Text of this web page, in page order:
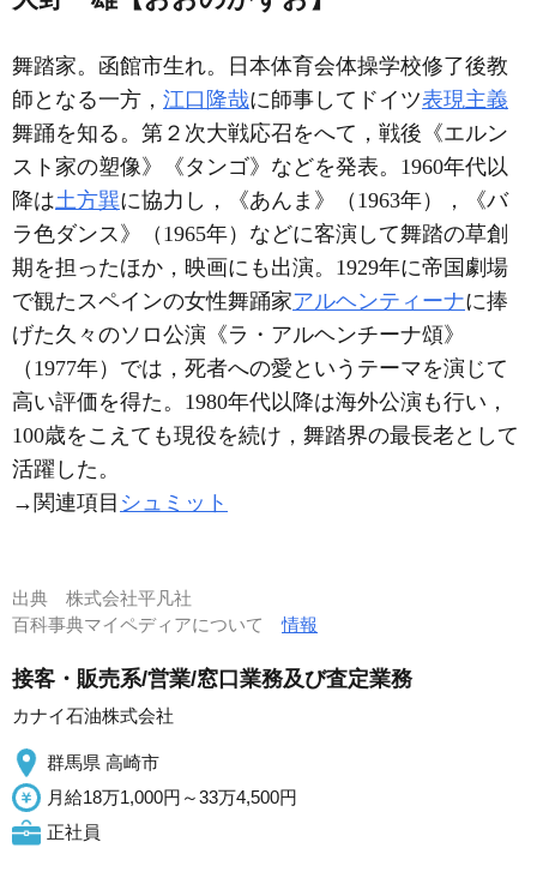
舞踏家。函館市生れ。日本体育会体操学校修了後教
師となる一方， 江口隆哉に師事してドイツ表現主義
舞踊を知る。第２次大戦応召をへて，戦後《エルン
スト家の塑像》《タンゴ》などを発表。1960年代以
降は土方巽に協力し，《あんま》（1963年），《バ
ラ色ダンス》（1965年）などに客演して舞踏の草創
期を担ったほか，映画にも出演。1929年に帝国劇場
で観たスペインの女性舞踊家アルヘンティーナに捧
げた久々のソロ公演《ラ・アルヘンチーナ頌》
（1977年）では，死者への愛というテーマを演じて
高い評価を得た。1980年代以降は海外公演も行い，
100歳をこえても現役を続け，舞踏界の最長老として
活躍した。
→関連項目 シュミット
出典 株式会社平凡社
百科事典マイペディアについて情報
接客・販売系/営業/窓口業務及び査定業務
カナイ石油株式会社
群馬県 高崎市
月給18万1,000円～33万4,500円
正社員